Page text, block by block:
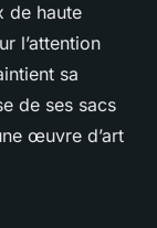
de haute
l’attention
sa
de ses sacs
œuvre d’art